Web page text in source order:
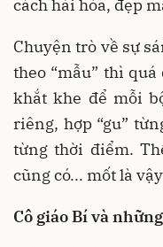
cách hài hòa, đẹp
Chuyện trò về sự
theo “mẫu” thì
khắt khe để mỗi
riêng, hợp “gu”
từng thời điểm.
cũng có... mốt là
Cô giáo Bí và